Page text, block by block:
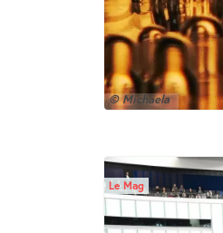
© Michaela
Le Mag